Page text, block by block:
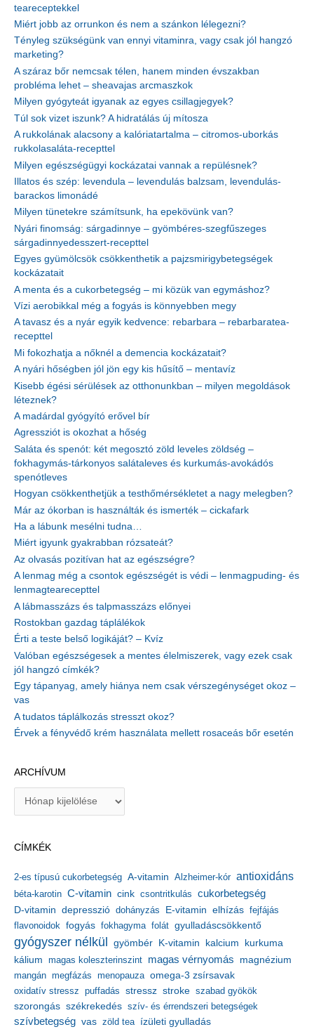
teareceptekkel
Miért jobb az orrunkon és nem a szánkon lélegezni?
Tényleg szükségünk van ennyi vitaminra, vagy csak jól hangzó
marketing?
A száraz bőr nemcsak télen, hanem minden évszakban
probléma lehet – sheavajas arcmaszkok
Milyen gyógyteát igyanak az egyes csillagjegyek?
Túl sok vizet iszunk? A hidratálás új mítosza
A rukkolának alacsony a kalóriatartalma – citromos-uborkás
rukkolasaláta-recepttel
Milyen egészségügyi kockázatai vannak a repülésnek?
Illatos és szép: levendula – levendulás balzsam, levendulás-
barackos limonádé
Milyen tünetekre számítsunk, ha epekövünk van?
Nyári finomság: sárgadinnye – gyömbéres-szegfűszeges
sárgadinnyedesszert-recepttel
Egyes gyümölcsök csökkenthetik a pajzsmirigybetegségek
kockázatait
A menta és a cukorbetegség – mi közük van egymáshoz?
Vízi aerobikkal még a fogyás is könnyebben megy
A tavasz és a nyár egyik kedvence: rebarbara – rebarbaratea-
recepttel
Mi fokozhatja a nőknél a demencia kockázatait?
A nyári hőségben jól jön egy kis hűsítő – mentavíz
Kisebb égési sérülések az otthonunkban – milyen megoldások
léteznek?
A madárdal gyógyító erővel bír
Agressziót is okozhat a hőség
Saláta és spenót: két megosztó zöld leveles zöldség –
fokhagymás-tárkonyos salátaleves és kurkumás-avokádós
spenótleves
Hogyan csökkenthetjük a testhőmérsékletet a nagy melegben?
Már az ókorban is használták és ismerték – cickafark
Ha a lábunk mesélni tudna…
Miért igyunk gyakrabban rózsateát?
Az olvasás pozitívan hat az egészségre?
A lenmag még a csontok egészségét is védi – lenmagpuding- és
lenmagtearecepttel
A lábmasszázs és talpmasszázs előnyei
Rostokban gazdag táplálékok
Érti a teste belső logikáját? – Kvíz
Valóban egészségesek a mentes élelmiszerek, vagy ezek csak
jól hangzó címkék?
Egy tápanyag, amely hiánya nem csak vérszegénységet okoz –
vas
A tudatos táplálkozás stresszt okoz?
Érvek a fényvédő krém használata mellett rosaceás bőr esetén
ARCHÍVUM
í
u
m
CÍMKÉK
2-es típusú cukorbetegség A-vitamin Alzheimer-kór antioxidáns
béta-karotin C-vitamin cink csontritkulás cukorbetegség
D-vitamin depresszió dohányzás E-vitamin elhízás fejfájás
flavonoidok fogyás fokhagyma folát gyulladáscsökkentő
gyógyszer nélkül gyömbér K-vitamin kalcium kurkuma
kálium magas koleszterinszint magas vérnyomás magnézium
mangán megfázás menopauza omega-3 zsírsavak
oxidatív stressz puffadás stressz stroke szabad gyökök
szorongás székrekedés szív- és érrendszeri betegségek
szívbetegség vas zöld tea ízületi gyulladás